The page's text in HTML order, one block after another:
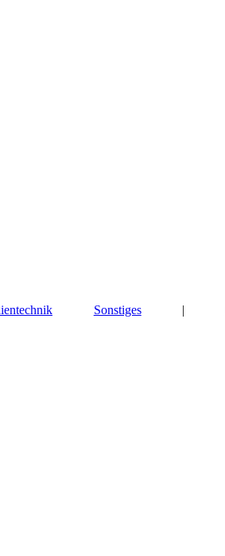
Sonstiges |